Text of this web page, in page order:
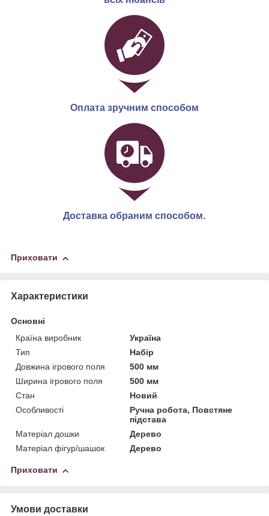
Оплата зручним способом
Доставка обраним способом.
Приховати
Характеристики
Основні
Країна виробник
Україна
Тип
Набір
Довжина ігрового поля
500 мм
Ширина ігрового поля
500 мм
Стан
Новий
Особливості
Ручна робота, Повстяне
підстава
Матеріал дошки
Дерево
Матеріал фігур/шашок
Дерево
Приховати
Умови доставки